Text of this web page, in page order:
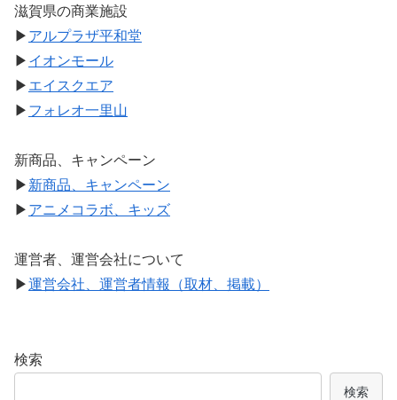
滋賀県の商業施設
▶ アルプラザ平和堂
▶ イオンモール
▶ エイスクエア
▶ フォレオ一里山
新商品、キャンペーン
▶ 新商品、キャンペーン
▶ アニメコラボ、キッズ
運営者、運営会社について
▶運営会社、運営者情報（取材、掲載）
検索
検索